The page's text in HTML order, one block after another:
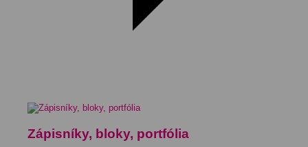
Zápisníky, bloky, portfólia